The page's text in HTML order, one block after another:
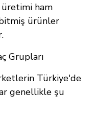
ham
ürünler
Grupları
Türkiye'de
genellikle şu